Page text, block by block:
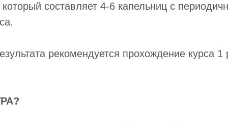
который составляет 4-6 капельниц с
рекомендуется прохождение курса